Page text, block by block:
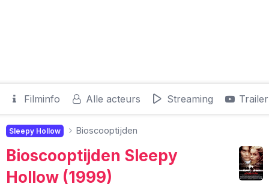
Filminfo Alle acteurs Streaming Trailer
Sleepy Hollow Bioscooptijden
Bioscooptijden Sleepy
Hollow (1999)